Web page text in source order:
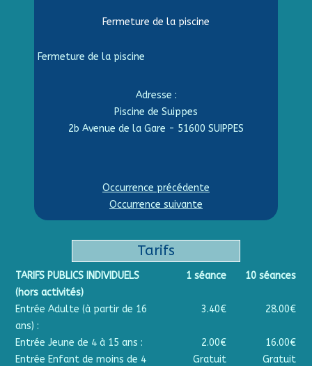
Fermeture de la piscine
Fermeture de la piscine
Adresse :
Piscine de Suippes
2b Avenue de la Gare - 51600 SUIPPES
Occurrence précédente
Occurrence suivante
Tarifs
TARIFS PUBLICS INDIVIDUELS
(hors activités)
1 séance 10 séances
Entrée Adulte (à partir de 16
ans) :
3.40€ 28.00€
Entrée Jeune de 4 à 15 ans : 2.00€
16.00€
Entrée Enfant de moins de 4
Gratuit Gratuit